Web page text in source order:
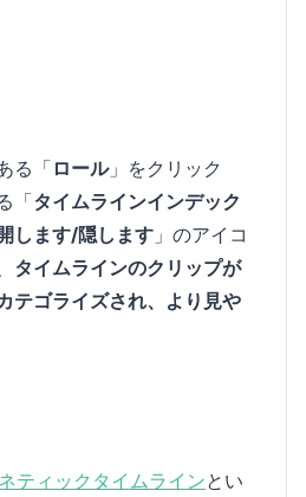
る「ロール」をクリック
「タイムラインインデック
します/隠します 」のアイコ
タイムラインのクリップが
テゴライズされ、より見や
ティックタイムラインとい